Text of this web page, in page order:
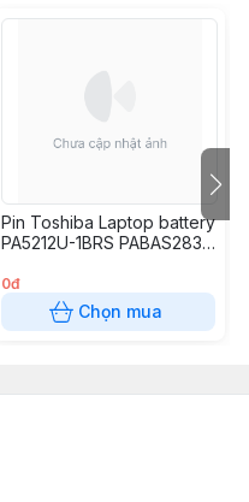
Pin Toshiba Laptop battery
PA5212U-1BRS PABAS283
0đ
Chọn mua